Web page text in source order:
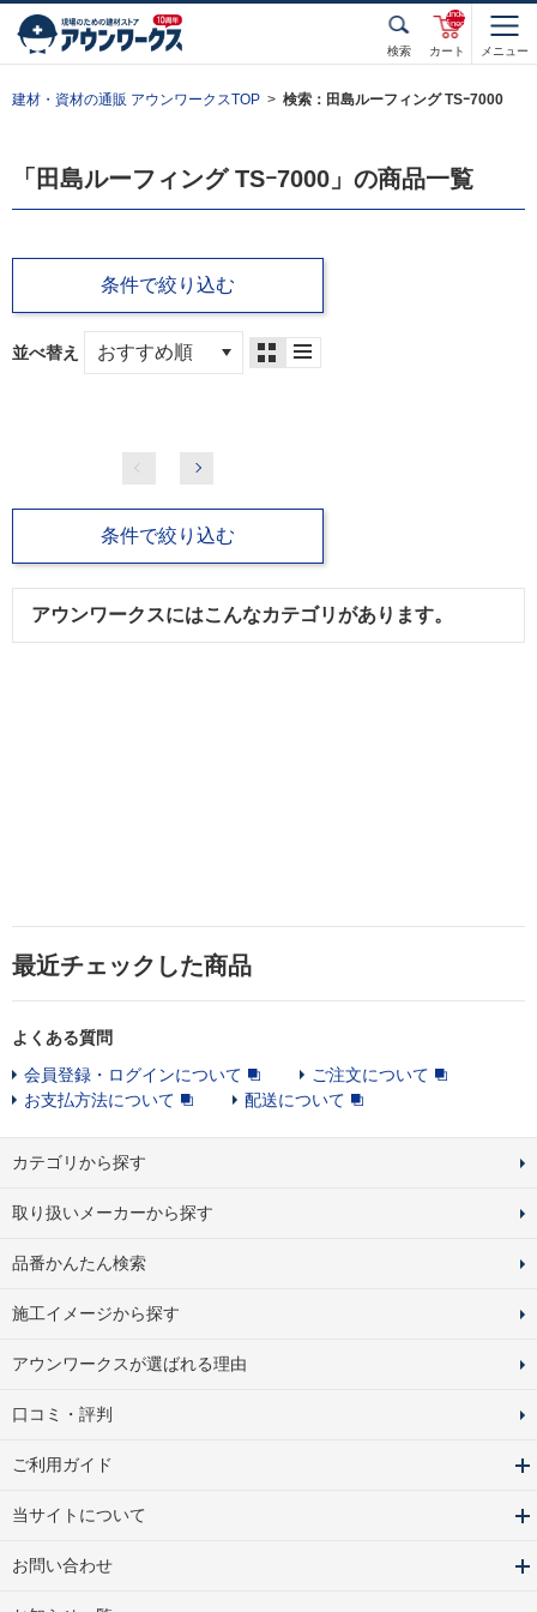
検索 カート
unde
fined
メニュー
建材・資材の通販 アウンワークスTOP 検索：田島ルーフィング TSｰ7000
「田島ルーフィング TSｰ7000」の商品一覧
条件で絞り込む
並べ替え
条件で絞り込む
アウンワークスにはこんなカテゴリがあります。
最近チェックした商品
よくある質問
会員登録・ログインについて
ご注文について
お支払方法について
配送について
カテゴリから探す
取り扱いメーカーから探す
品番かんたん検索
施工イメージから探す
アウンワークスが選ばれる理由
口コミ・評判
ご利用ガイド
当サイトについて
お問い合わせ